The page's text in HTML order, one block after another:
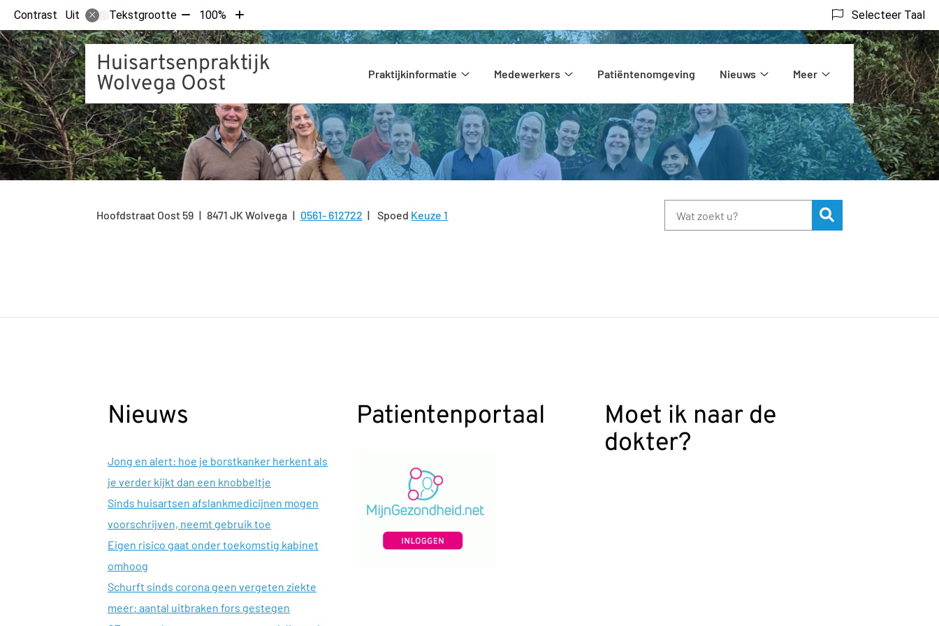
Contrast Uit Tekstgrootte Tekst
verkleinen
met
10%
100%
Tekst
vergroten
met
10%
Selecteer Taal
Huisartsenpraktijk
Wolvega Oost
Praktijkinformatie
Medewerkers
Patiëntenomgeving
Nieuws
Meer
submenu
Hoofdstraat Oost 59 8471 JK Wolvega Tel:
0561- 612722 Spoed Keuze 1
Nieuws
Jong en alert: hoe je borstkanker herkent als
je verder kijkt dan een knobbeltje
Sinds huisartsen afslankmedicijnen mogen
voorschrijven, neemt gebruik toe
Eigen risico gaat onder toekomstig kabinet
omhoog
Schurft sinds corona geen vergeten ziekte
meer: aantal uitbraken fors gestegen
Patientenportaal
Moet ik naar de
dokter?